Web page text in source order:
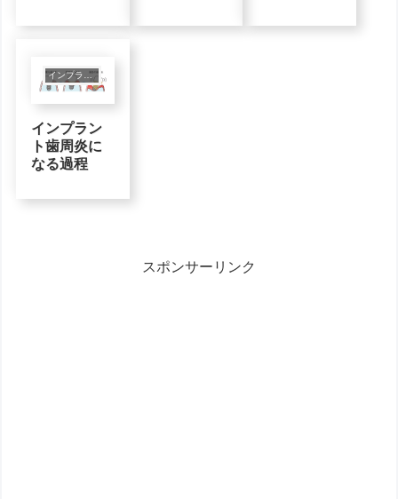
インプラント
インプラン
ト歯周炎に
なる過程
スポンサーリンク